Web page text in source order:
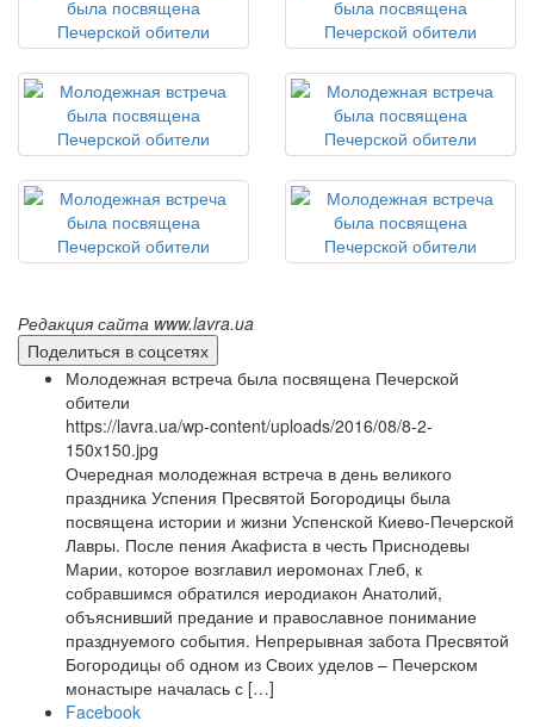
Редакция сайта www.lavra.ua
Поделиться в соцсетях
Молодежная встреча была посвящена Печерской
обители
https://lavra.ua/wp-content/uploads/2016/08/8-2-
150x150.jpg
Очередная молодежная встреча в день великого
праздника Успения Пресвятой Богородицы была
посвящена истории и жизни Успенской Киево-Печерской
Лавры. После пения Акафиста в честь Приснодевы
Марии, которое возглавил иеромонах Глеб, к
собравшимся обратился иеродиакон Анатолий,
объяснивший предание и православное понимание
празднуемого события. Непрерывная забота Пресвятой
Богородицы об одном из Своих уделов – Печерском
монастыре началась с […]
Facebook